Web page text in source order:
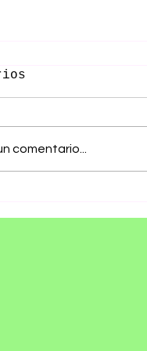
comentario...